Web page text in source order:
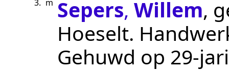
3. m Sepers, Willem,
Hoeselt.
Gehuwd op 29-